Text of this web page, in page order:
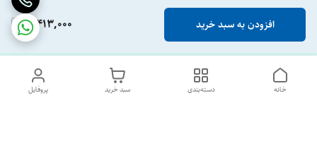
3,413,000 افزودن به سبد خرید
پروفایل سبد خرید دسته‌بندی خانه